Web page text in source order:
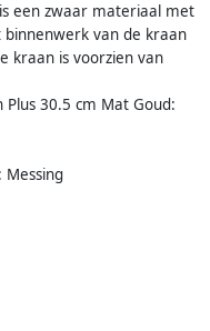
een zwaar materiaal met
binnenwerk van de kraan
kraan is voorzien van
Plus 30.5 cm Mat Goud: